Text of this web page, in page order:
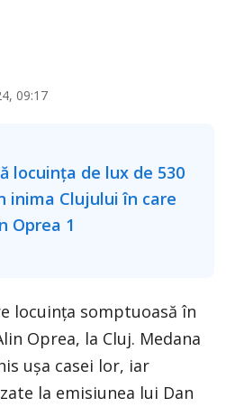
09:17
locuința somptuoasă în
Oprea, la Cluj. Medana
ușa casei lor, iar
la emisiunea lui Dan